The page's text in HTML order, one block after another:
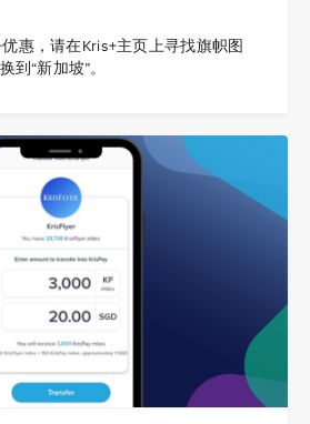
惠，请在Kris+主页上寻找旗帜图
到“新加坡”。